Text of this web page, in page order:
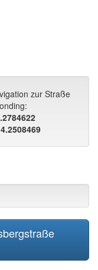
zur Straße